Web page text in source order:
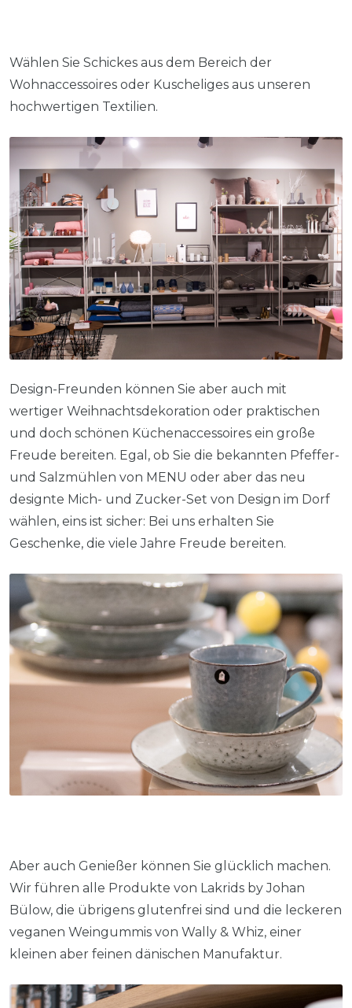
Wählen Sie Schickes aus dem Bereich der
Wohnaccessoires oder Kuscheliges aus unseren
hochwertigen Textilien.
Design-Freunden können Sie aber auch mit
wertiger Weihnachtsdekoration oder praktischen
und doch schönen Küchenaccessoires ein große
Freude bereiten. Egal, ob Sie die bekannten Pfeffer-
und Salzmühlen von MENU oder aber das neu
designte Mich- und Zucker-Set von Design im Dorf
wählen, eins ist sicher: Bei uns erhalten Sie
Geschenke, die viele Jahre Freude bereiten.
Aber auch Genießer können Sie glücklich machen.
Wir führen alle Produkte von Lakrids by Johan
Bülow, die übrigens glutenfrei sind und die leckeren
veganen Weingummis von Wally & Whiz, einer
kleinen aber feinen dänischen Manufaktur.